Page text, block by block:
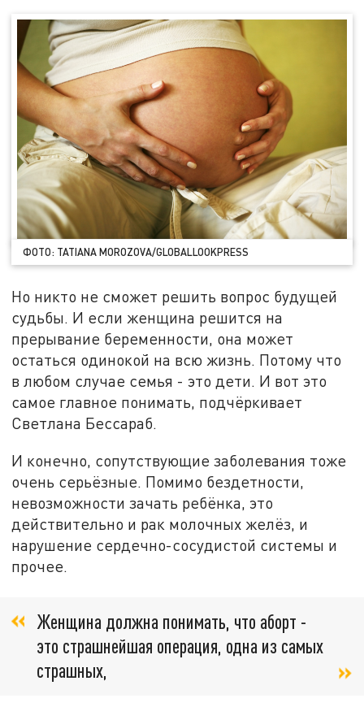
ФОТО: TATIANA MOROZOVA/GLOBALLOOKPRESS
Но никто не сможет решить вопрос будущей
судьбы. И если женщина решится на
прерывание беременности, она может
остаться одинокой на всю жизнь. Потому что
в любом случае семья - это дети. И вот это
самое главное понимать, подчёркивает
Светлана Бессараб.
И конечно, сопутствующие заболевания тоже
очень серьёзные. Помимо бездетности,
невозможности зачать ребёнка, это
действительно и рак молочных желёз, и
нарушение сердечно-сосудистой системы и
прочее.
Женщина должна понимать, что аборт -
это страшнейшая операция, одна из самых
страшных,